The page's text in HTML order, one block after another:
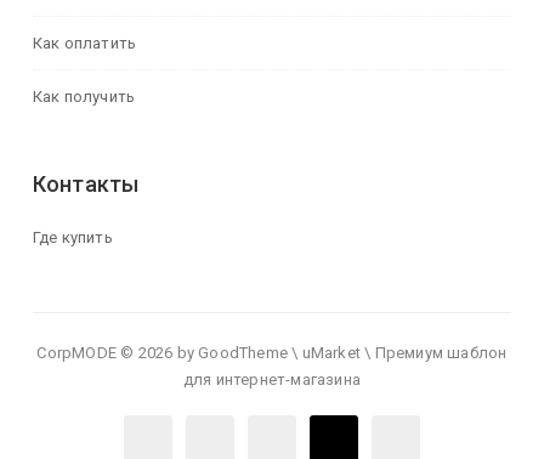
Как оплатить
Как получить
Контакты
Где купить
CorpMODE © 2026 by GoodTheme \ uMarket \ Премиум шаблон
для интернет-магазина